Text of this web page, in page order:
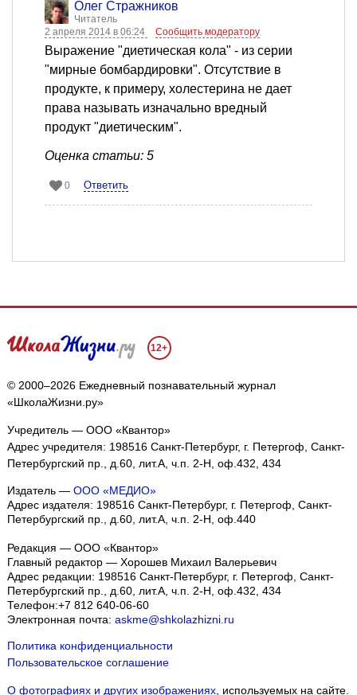
Олег Стражников
Читатель
2 апреля 2014 в 06:24
Сообщить модератору
Выражение "диетическая кола" - из серии
"мирные бомбардировки". Отсутствие в
продукте, к примеру, холестерина не дает
права называть изначально вредный
продукт "диетическим".
Оценка статьи: 5
0 Ответить
12+
© 2000–2026 Ежедневный познавательный журнал
«ШколаЖизни.ру»
Учредитель — ООО «Квантор»
Адрес учредителя: 198516 Санкт-Петербург, г. Петергоф, Санкт-
Петербургский пр., д.60, лит.А, ч.п. 2-Н, оф.432, 434
Издатель — ООО «МЕДИО»
Адрес издателя: 198516 Санкт-Петербург, г. Петергоф, Санкт-
Петербургский пр., д.60, лит.А, ч.п. 2-Н, оф.440
Редакция — ООО «Квантор»
Главный редактор — Хорошев Михаил Валерьевич
Адрес редакции: 198516 Санкт-Петербург, г. Петергоф Санкт-
Петербургский пр., д.60, лит.А, ч.п. 2-Н, оф.432, 434
Телефон:+7 812 640-06-60
Электронная почта: askme@shkolazhizni.ru
Политика конфиденциальности
Пользовательское соглашение
О фотографиях и других изображениях, используемых на сайте.